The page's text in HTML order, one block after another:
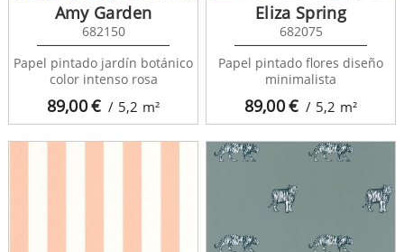
89,00€ / 5,2 m²
Amy Garden
682150
Papel pintado jardín botánico
color intenso rosa
89,00€ / 5,2 m²
Eliza Spring
682075
Papel pintado flores diseño
minimalista